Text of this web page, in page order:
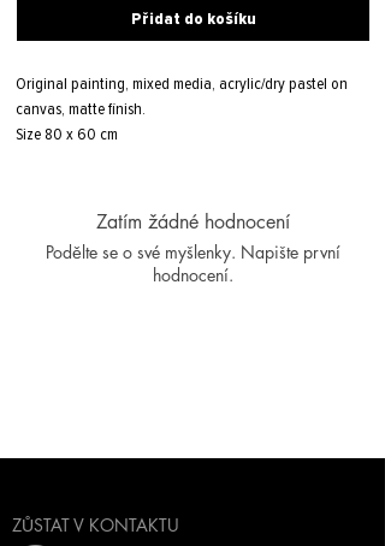
Přidat do košíku
Original painting, mixed media, acrylic/dry pastel on
canvas, matte finish.
Size 80 x 60 cm
Zatím žádné hodnocení
Podělte se o své myšlenky. Napište první
hodnocení.
ZŮSTAT V KONTAKTU